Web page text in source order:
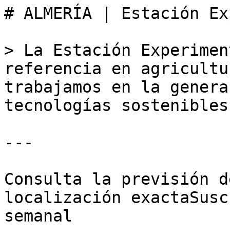
# ALMERÍA | Estación
> La Estación
referencia en
trabajamos en la
tecnologías sostenibles
---
Consulta la previsión
localización
semanal